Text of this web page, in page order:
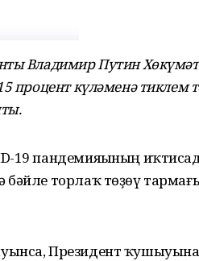
Владимир Путин
15 процент күләменә
19 пандемияһының
бәйле торлаҡ төҙөү
Президент